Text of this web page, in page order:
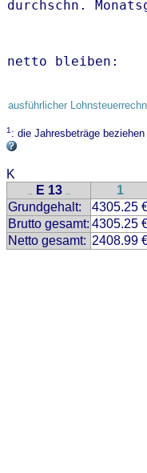
netto
ausführlicher
1: die Jahresbeträge
K
.. E 13 .. 1
Grundgehalt:
4305.25
Brutto gesamt: 4305.25
Netto gesamt: 2408.99